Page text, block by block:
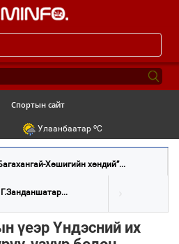
navigation
Спортын сайт
Улаанбаатар oC
Хөшигийн хөндий”...
үеэр Үндэсний их